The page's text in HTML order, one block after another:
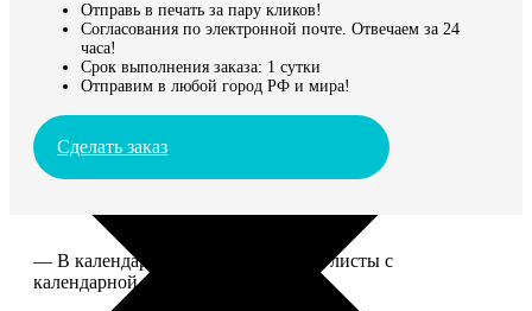
Отправь в печать за пару кликов!
Согласования по электронной почте. Отвечаем за 24
часа!
Срок выполнения заказа: 1 сутки
Отправим в любой город РФ и мира!
Сделать заказ
— В календаре 13 листов: обложка+листы с
календарной сеткой.